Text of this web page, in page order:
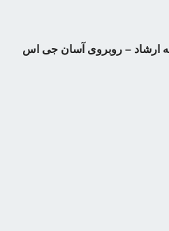
ارشاد – روبروی آسان جی اس